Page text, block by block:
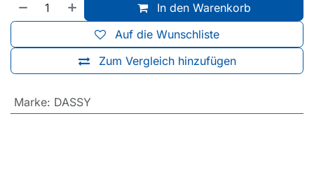
In den Warenkorb
Zum Vergleich hinzufügen
Auf die Wunschliste
Marke: DASSY